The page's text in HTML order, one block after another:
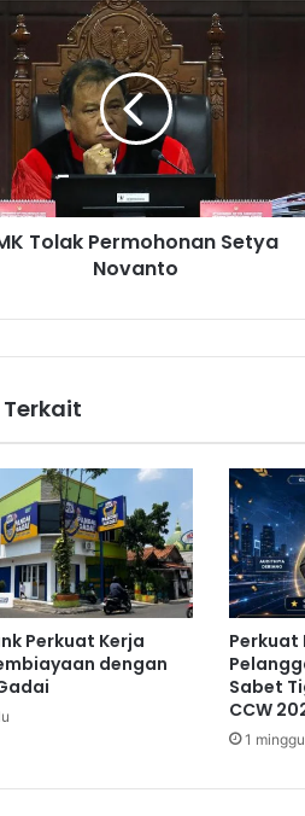
Tolak Permohonan Setya
Novanto
Perkuat Kerja
dengan
Perkuat
Sabet
CCW
1